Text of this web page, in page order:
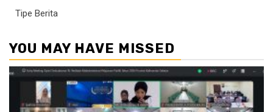
Tipe Berita
YOU MAY HAVE MISSED